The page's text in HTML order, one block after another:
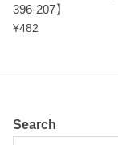
396-207】
¥482
Search